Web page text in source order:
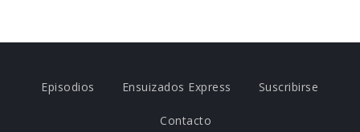
Episodios Ensuizados Express Suscribirse
Contacto